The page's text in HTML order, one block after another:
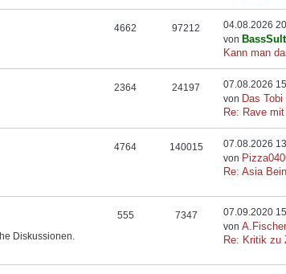
4662 97212
04.08.2026
von
Kann man
2364 24197
07.08.2026
von Das Tobi
Re: Rave
4764 140015
07.08.2026
von
Re: Asia
Diskussionen.
555 7347
07.09.2020
vonA.Fischer
Re: Kritik zu